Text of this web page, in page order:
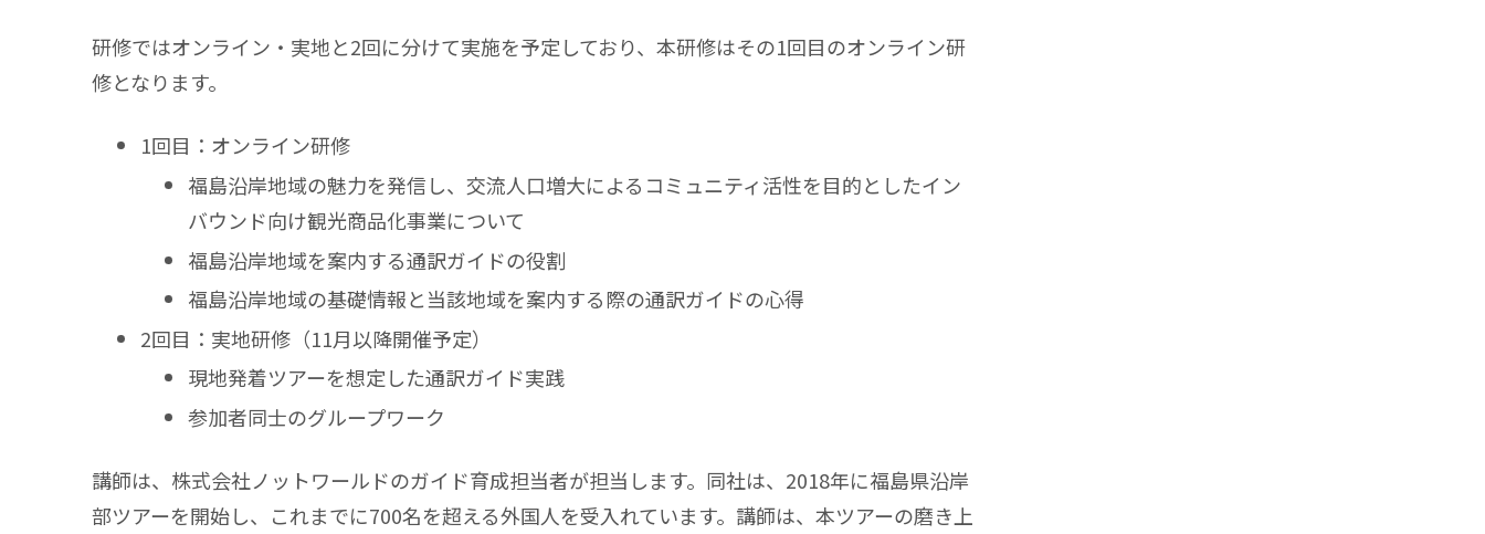
研修ではオンライン・実地と2回に分けて実施を予定しており、本研修はその1回目のオンライン研
修となります。
1回目：オンライン研修
福島沿岸地域の魅⼒を発信し、交流⼈⼝増大によるコミュニティ活性を目的としたイン
バウンド向け観光商品化事業について
福島沿岸地域を案内する通訳ガイドの役割
福島沿岸地域の基礎情報と当該地域を案内する際の通訳ガイドの心得
2回目：実地研修（11月以降開催予定）
現地発着ツアーを想定した通訳ガイド実践
参加者同士のグループワーク
講師は、株式会社ノットワールドのガイド育成担当者が担当します。同社は、2018年に福島県沿岸
部ツアーを開始し、これまでに700名を超える外国人を受入れています。講師は、本ツアーの磨き上